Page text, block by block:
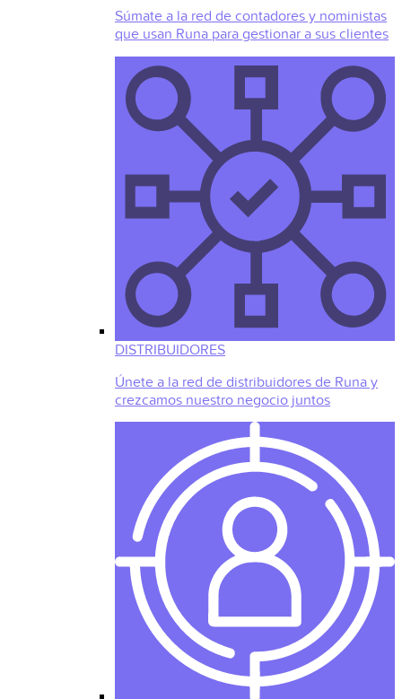
Súmate a la red de contadores y noministas
que usan Runa para gestionar a sus clientes
DISTRIBUIDORES
Únete a la red de distribuidores de Runa y
crezcamos nuestro negocio juntos